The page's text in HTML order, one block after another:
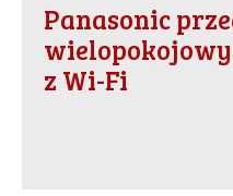
Panasonic
wielopokojowy
z Wi-Fi